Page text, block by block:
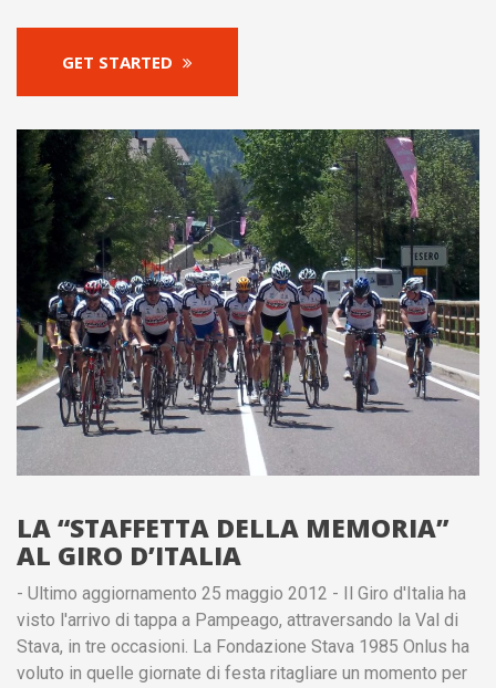
GET STARTED
LA “STAFFETTA DELLA MEMORIA”
AL GIRO D’ITALIA
- Ultimo aggiornamento 25 maggio 2012 - Il Giro d'Italia ha
visto l'arrivo di tappa a Pampeago, attraversando la Val di
Stava, in tre occasioni. La Fondazione Stava 1985 Onlus ha
voluto in quelle giornate di festa ritagliare un momento per